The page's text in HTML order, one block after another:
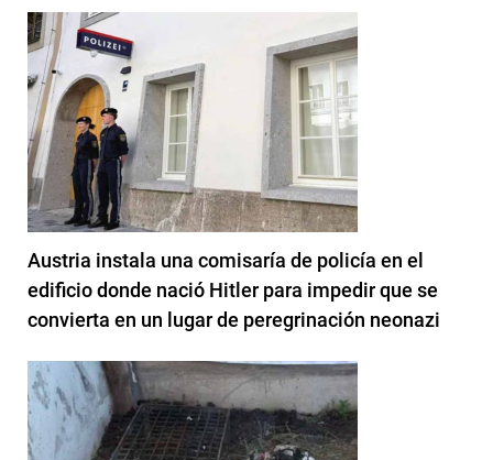
Austria instala una comisaría de policía en el
edificio donde nació Hitler para impedir que se
convierta en un lugar de peregrinación neonazi